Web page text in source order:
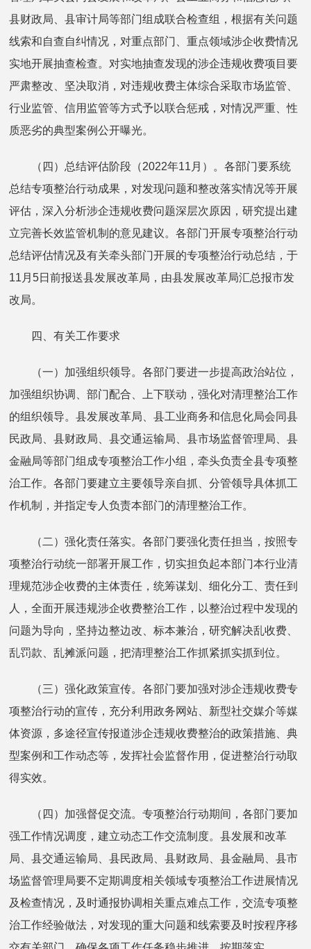
县财政局、县审计局等部门组成联合检查组，根据有关问题
线索和自查自纠情况，对重点部门、重点领域涉企收费情况
实地开展抽查检查。对实地抽查发现的涉企违规收费项目要
严肃整改、坚决取消，对违规收费主体综合采取市场监管、
行业监管、信用监管等方式予以联合惩戒，对情况严重、性
质恶劣的典型案例公开曝光。
（四）总结评估阶段（2022年11月）。各部门要系统
总结专项整治行动成果，对发现问题和整改落实情况等开展
评估，深入分析涉企违规收费问题深层次原因，研究提出建
立完善长效监管机制的意见建议。各部门开展专项整治行动
总结评估情况及有关牵头部门开展的专项整治行动总结，于
11月5日前报送县发展改革局，由县发展改革局汇总报市发
改局。
四、有关工作要求
（一）加强组织领导。各部门要进一步提高政治站位，
加强组织协调、部门配合、上下联动，强化对清理整治工作
的组织领导。县发展改革局、县工业商务和信息化局会同县
民政局、县财政局、县交通运输局、县市场监督管理局、县
金融局等部门组成专项整治工作小组，牵头负责全县专项整
治工作。各部门要建立主要领导亲自抓、分管领导具体抓工
作机制，并指定专人负责本部门的清理整治工作。
（二）强化责任落实。各部门要强化责任担当，按照专
项整治行动统一部署开展工作，切实担负起本部门本行业清
理规范涉企收费的主体责任，统筹谋划、细化分工、责任到
人，全面开展违规涉企收费整治工作，以整治过程中发现的
问题为导向，坚持边整边改、标本兼治，研究解决乱收费、
乱罚款、乱摊派问题，把清理整治工作抓紧抓实抓到位。
（三）强化政策宣传。各部门要加强对涉企违规收费专
项整治行动的宣传，充分利用政务网站、新型社交媒介等媒
体资源，多途径宣传报道涉企违规收费整治的政策措施、典
型案例和工作动态等，发挥社会监督作用，促进整治行动取
得实效。
（四）加强督促交流。专项整治行动期间，各部门要加
强工作情况调度，建立动态工作交流制度。县发展和改革
局、县交通运输局、县民政局、县财政局、县金融局、县市
场监督管理局要不定期调度相关领域专项整治工作进展情况
及检查情况，及时通报协调相关重点难点工作，交流专项整
治工作经验做法，对发现的重大问题和线索要及时按程序移